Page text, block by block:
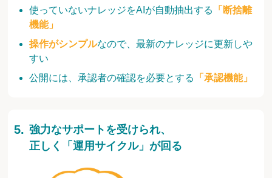
使っていないナレッジをAIが自動抽出する
「断捨離
機能」
操作がシンプルなので、最新のナレッジに更新しや
すい
公開には、承認者の確認を必要とする
「承認機能」
強力なサポートを受けられ、
正しく「運用サイクル」が回る